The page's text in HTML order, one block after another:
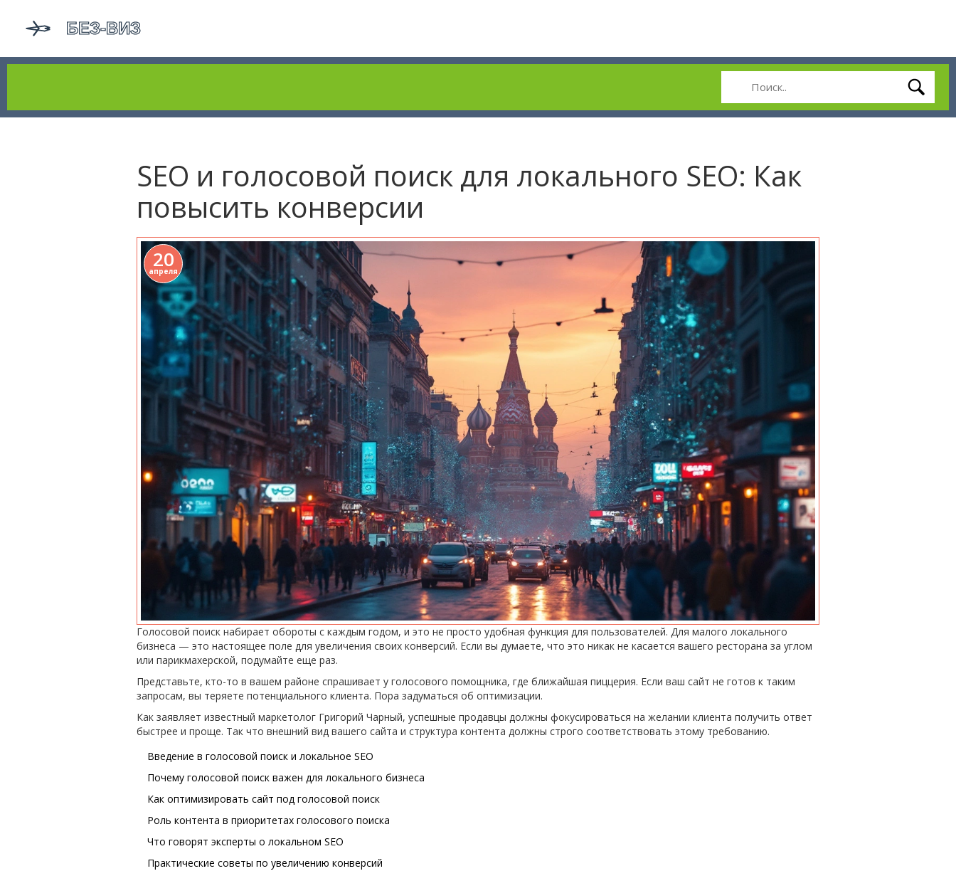
SEO и голосовой поиск для локального SEO: Как
повысить конверсии
20
апреля
Голосовой поиск набирает обороты с каждым годом, и это не просто удобная функция для пользователей. Для малого локального
бизнеса — это настоящее поле для увеличения своих конверсий. Если вы думаете, что это никак не касается вашего ресторана за углом
или парикмахерской, подумайте еще раз.
Представьте, кто-то в вашем районе спрашивает у голосового помощника, где ближайшая пиццерия. Если ваш сайт не готов к таким
запросам, вы теряете потенциального клиента. Пора задуматься об оптимизации.
Как заявляет известный маркетолог Григорий Чарный, успешные продавцы должны фокусироваться на желании клиента получить ответ
быстрее и проще. Так что внешний вид вашего сайта и структура контента должны строго соответствовать этому требованию.
Введение в голосовой поиск и локальное SEO
Почему голосовой поиск важен для локального бизнеса
Как оптимизировать сайт под голосовой поиск
Роль контента в приоритетах голосового поиска
Что говорят эксперты о локальном SEO
Практические советы по увеличению конверсий